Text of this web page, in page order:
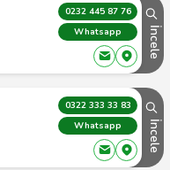
0232 445 87 76
Whatsapp
İncele
0322 333 33 83
Whatsapp
İncele